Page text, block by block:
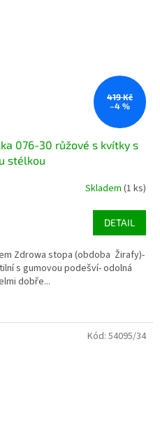
419 Kč
–4 %
076-30 růžové s kvítky s
stélkou
Skladem (1 ks)
DETAIL
Zdrowa stopa (obdoba Žirafy)-
s gumovou podešví- odolná
dobře...
Kód: 54095/34